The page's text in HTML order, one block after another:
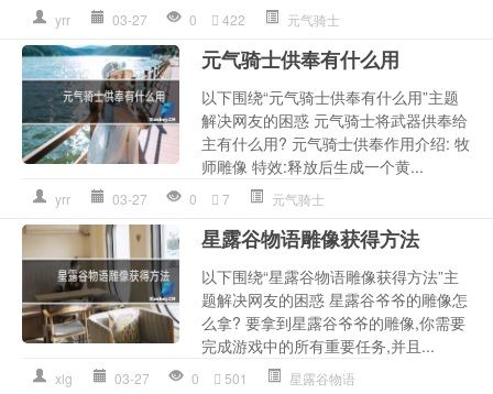
yrr 03-27 0 422 元气骑士
元气骑士供奉有什么用
以下围绕“元气骑士供奉有什么用”主题
解决网友的困惑 元气骑士将武器供奉给
主有什么用? 元气骑士供奉作用介绍: 牧
师雕像 特效:释放后生成一个黄...
yrr 03-27 0 7 元气骑士
星露谷物语雕像获得方法
以下围绕“星露谷物语雕像获得方法”主
题解决网友的困惑 星露谷爷爷的雕像怎
么拿? 要拿到星露谷爷爷的雕像,你需要
完成游戏中的所有重要任务,并且...
xlg 03-27 0 501 星露谷物语